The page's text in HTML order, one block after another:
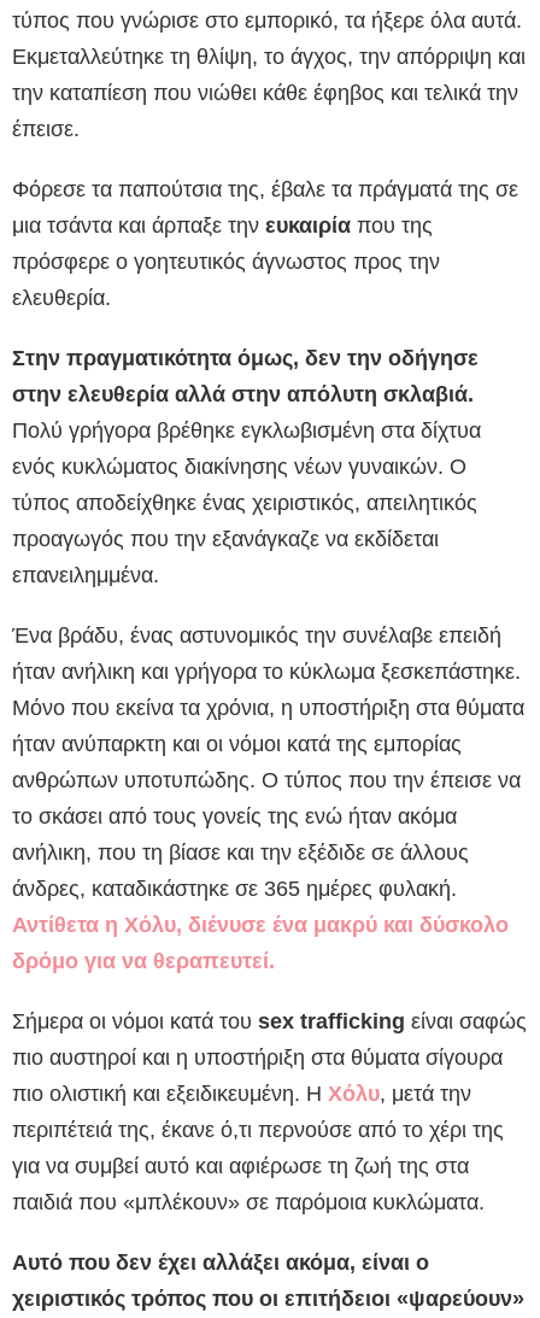
τύπος που γνώρισε στο εμπορικό, τα ήξερε όλα αυτά.
Εκμεταλλεύτηκε τη θλίψη, το άγχος, την απόρριψη και
την καταπίεση που νιώθει κάθε έφηβος και τελικά την
έπεισε.
Φόρεσε τα παπούτσια της, έβαλε τα πράγματά της σε
μια τσάντα και άρπαξε την ευκαιρία που της
πρόσφερε ο γοητευτικός άγνωστος προς την
ελευθερία.
Στην πραγματικότητα όμως, δεν την οδήγησε
στην ελευθερία αλλά στην απόλυτη σκλαβιά.
Πολύ γρήγορα βρέθηκε εγκλωβισμένη στα δίχτυα
ενός κυκλώματος διακίνησης νέων γυναικών. Ο
τύπος αποδείχθηκε ένας χειριστικός, απειλητικός
προαγωγός που την εξανάγκαζε να εκδίδεται
επανειλημμένα.
Ένα βράδυ, ένας αστυνομικός την συνέλαβε επειδή
ήταν ανήλικη και γρήγορα το κύκλωμα ξεσκεπάστηκε.
Μόνο που εκείνα τα χρόνια, η υποστήριξη στα θύματα
ήταν ανύπαρκτη και οι νόμοι κατά της εμπορίας
ανθρώπων υποτυπώδης. Ο τύπος που την έπεισε να
το σκάσει από τους γονείς της ενώ ήταν ακόμα
ανήλικη, που τη βίασε και την εξέδιδε σε άλλους
άνδρες, καταδικάστηκε σε 365 ημέρες φυλακή.
Αντίθετα η Χόλυ, διένυσε ένα μακρύ και δύσκολο
δρόμο για να θεραπευτεί.
Σήμερα οι νόμοι κατά του sex trafficking είναι σαφώς
πιο αυστηροί και η υποστήριξη στα θύματα σίγουρα
πιο ολιστική και εξειδικευμένη. Η Χόλυ, μετά την
περιπέτειά της, έκανε ό,τι περνούσε από το χέρι της
για να συμβεί αυτό και αφιέρωσε τη ζωή της στα
παιδιά που «μπλέκουν» σε παρόμοια κυκλώματα.
Αυτό που δεν έχει αλλάξει ακόμα, είναι ο
χειριστικός τρόπος που οι επιτήδειοι «ψαρεύουν»